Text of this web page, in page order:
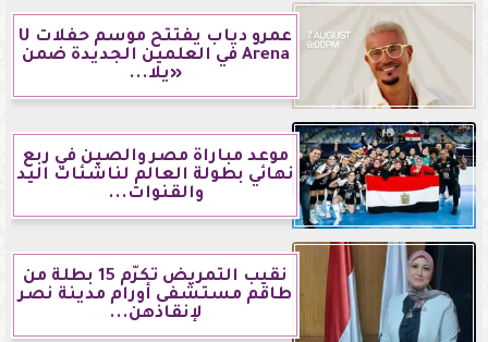
عمرو دياب يفتتح موسم حفلات U
Arena في العلمين الجديدة ضمن
«يلا...
موعد مباراة مصر والصين في ربع
نهائي بطولة العالم لناشئات اليد
والقنوات...
نقيب التمريض تكرّم 15 بطلة من
طاقم مستشفى أورام مدينة نصر
لإنقاذهن...